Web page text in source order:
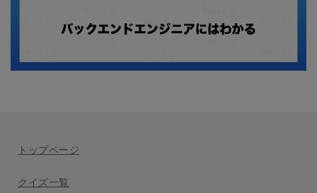
トップページ
クイズ一覧